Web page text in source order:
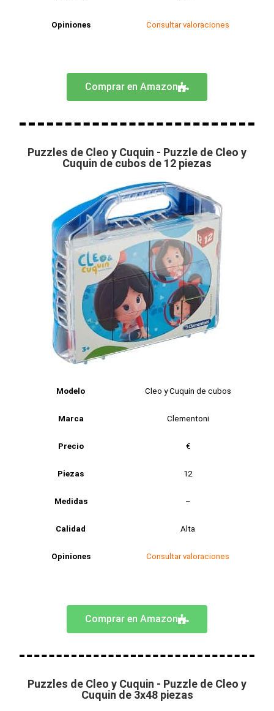
Opiniones Consultar valoraciones
Comprar en Amazon
Puzzles de Cleo y Cuquin - Puzzle de Cleo y
Cuquin de cubos de 12 piezas
Modelo Cleo y Cuquin de cubos
Marca Clementoni
Precio €
Piezas 12
Medidas –
Calidad Alta
Opiniones Consultar valoraciones
Comprar en Amazon
Puzzles de Cleo y Cuquin - Puzzle de Cleo y
Cuquin de 3x48 piezas